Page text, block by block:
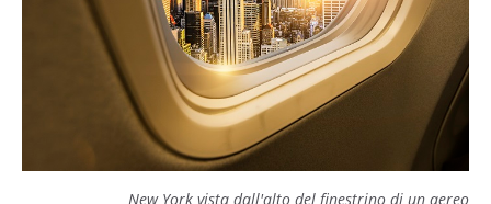
New York vista dall'alto del finestrino di un aereo